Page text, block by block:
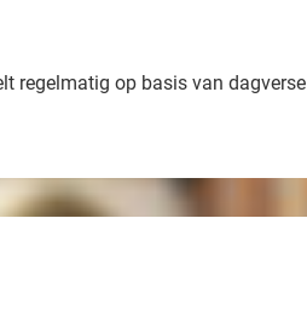
regelmatig op basis van dagverse